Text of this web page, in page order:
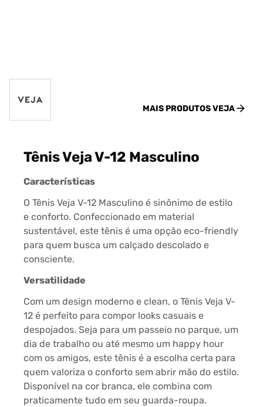
MAIS PRODUTOSVEJA
Tênis Veja V-12 Masculino
Características
O Tênis Veja V-12 Masculino é sinônimo de estilo
e conforto. Confeccionado em material
sustentável, este tênis é uma opção eco-friendly
para quem busca um calçado descolado e
consciente.
Versatilidade
Com um design moderno e clean, o Tênis Veja V-
12 é perfeito para compor looks casuais e
despojados. Seja para um passeio no parque, um
dia de trabalho ou até mesmo um happy hour
com os amigos, este tênis é a escolha certa para
quem valoriza o conforto sem abrir mão do estilo.
Disponível na cor branca, ele combina com
praticamente tudo em seu guarda-roupa.